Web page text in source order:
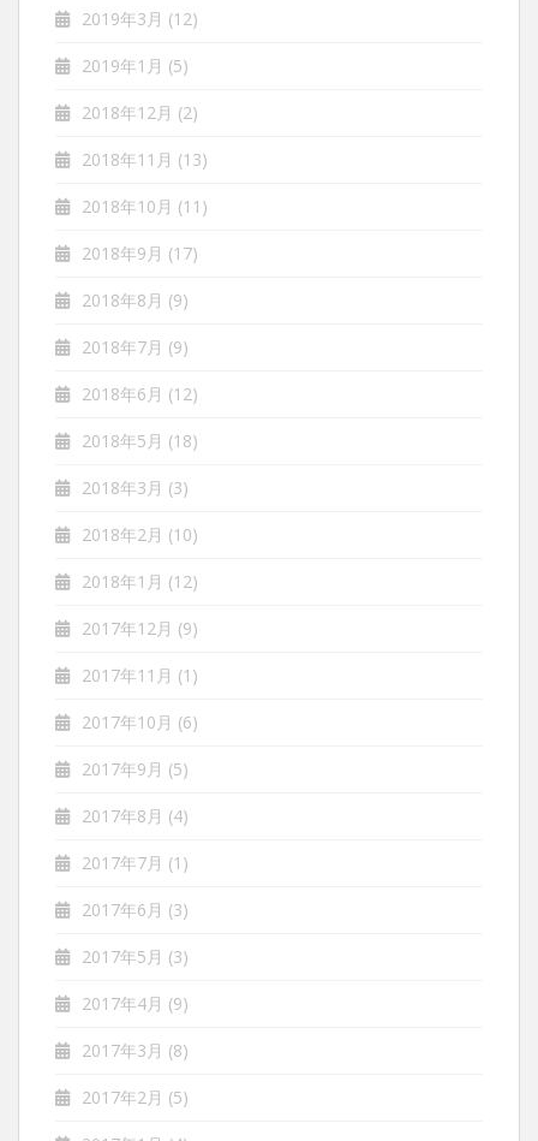
2019年3月 (12)
2019年1月 (5)
2018年12月 (2)
2018年11月 (13)
2018年10月 (11)
2018年9月 (17)
2018年8月 (9)
2018年7月 (9)
2018年6月 (12)
2018年5月 (18)
2018年3月 (3)
2018年2月 (10)
2018年1月 (12)
2017年12月 (9)
2017年11月 (1)
2017年10月 (6)
2017年9月 (5)
2017年8月 (4)
2017年7月 (1)
2017年6月 (3)
2017年5月 (3)
2017年4月 (9)
2017年3月 (8)
2017年2月 (5)